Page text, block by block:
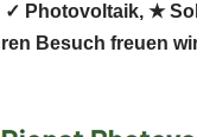
✓ Photovoltaik, ★
Besuch freuen